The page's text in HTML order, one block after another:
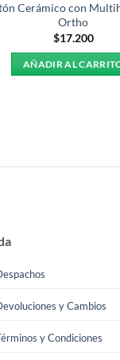
Cerámico con
Ortho
$17.200
AÑADIR AL
y Cambios
y Condiciones